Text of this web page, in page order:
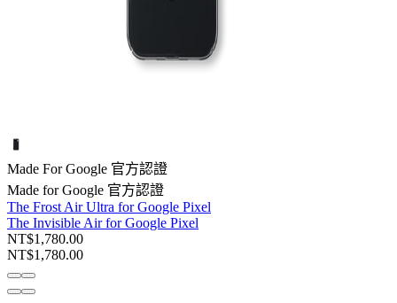
Made For Google 官方認證
Made for Google 官方認證
The Frost Air Ultra for Google Pixel
The Invisible Air for Google Pixel
NT$1,780.00
NT$1,780.00